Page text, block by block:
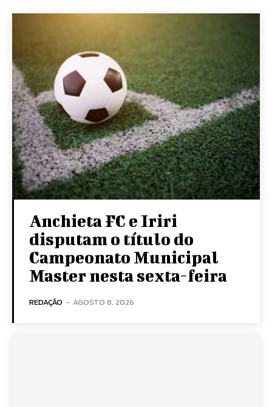
Anchieta FC e Iriri
disputam o título do
Campeonato Municipal
Master nesta sexta-feira
REDAÇÃO - AGOSTO 8, 2026